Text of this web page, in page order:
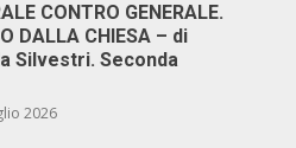
CONTRO GENERALE.
DALLA CHIESA – di
Silvestri. Seconda
2026